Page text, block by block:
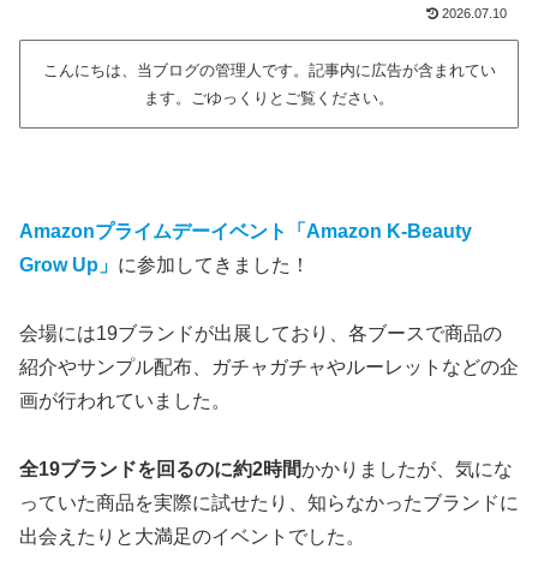
2026.07.10
こんにちは、当ブログの管理人です。記事内に広告が含まれてい
ます。ごゆっくりとご覧ください。
Amazonプライムデーイベント「Amazon K-Beauty
Grow Up」 に参加してきました！
会場には19ブランドが出展しており、各ブースで商品の
紹介やサンプル配布、ガチャガチャやルーレットなどの企
画が行われていました。
全19ブランドを回るのに約2時間かかりましたが、気にな
っていた商品を実際に試せたり、知らなかったブランドに
出会えたりと大満足のイベントでした。